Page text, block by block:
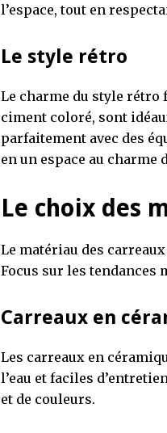
l’espace, tout en
Le style rétro
Le charme du style rétro
ciment coloré, sont
parfaitement avec des
en un espace au charme
Le choix des
Le matériau des
Focus sur les tendances
Carreaux en
Les carreaux en
l’eau et faciles
et de couleurs.